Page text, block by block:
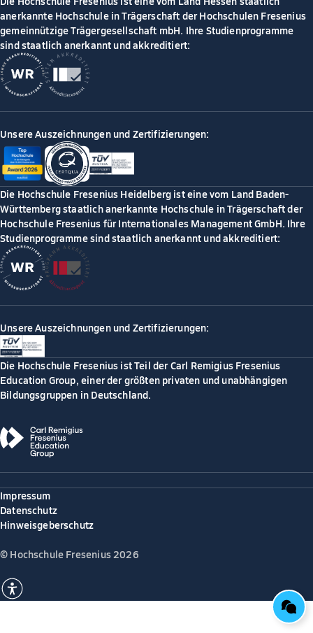
anerkannte Hochschule in Trägerschaft der Hochschulen Fresenius
gemeinnützige Trägergesellschaft mbH. Ihre Studienprogramme
sind staatlich anerkannt und akkreditiert:
Unsere Auszeichnungen und Zertifizierungen:
Die Hochschule Fresenius Heidelberg ist eine vom Land Baden-
Württemberg staatlich anerkannte Hochschule in Trägerschaft der
Hochschule Fresenius für Internationales Management GmbH. Ihre
Studienprogramme sind staatlich anerkannt und akkreditiert:
Unsere Auszeichnungen und Zertifizierungen:
Die Hochschule Fresenius ist Teil der Carl Remigius Fresenius
Education Group, einer der größten privaten und unabhängigen
Bildungsgruppen in Deutschland.
Impressum
Datenschutz
Hinweisgeberschutz
© Hochschule Fresenius 2026